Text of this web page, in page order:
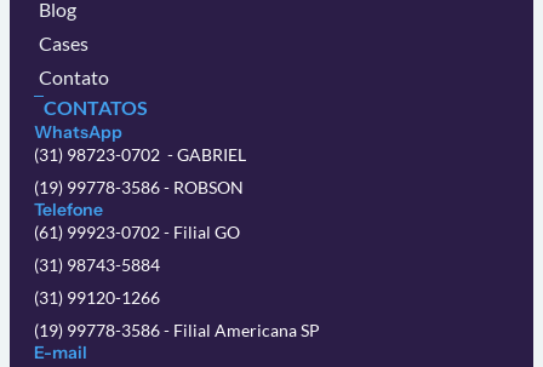
Blog
Cases
Contato
CONTATOS
WhatsApp
(31) 98723-0702 - GABRIEL
(19) 99778-3586 - ROBSON
Telefone
(61) 99923-0702 - Filial GO
(31) 98743-5884
(31) 99120-1266
(19) 99778-3586 - Filial Americana SP
E-mail